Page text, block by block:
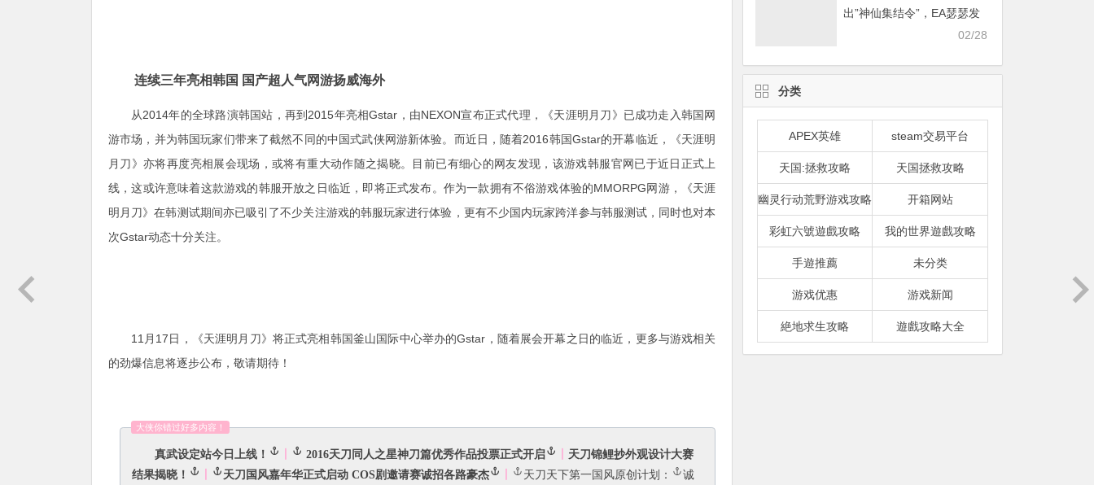
连续三年亮相韩国 国产超人气网游扬威海外
从2014年的全球路演韩国站，再到2015年亮相Gstar，由NEXON宣布正式代理，《天涯明月刀》已成功走入韩国网
游市场，并为韩国玩家们带来了截然不同的中国式武侠网游新体验。而近日，随着2016韩国Gstar的开幕临近，《天涯明
月刀》亦将再度亮相展会现场，或将有重大动作随之揭晓。目前已有细心的网友发现，该游戏韩服官网已于近日正式上
线，这或许意味着这款游戏的韩服开放之日临近，即将正式发布。作为一款拥有不俗游戏体验的MMORPG网游，《天涯
明月刀》在韩测试期间亦已吸引了不少关注游戏的韩服玩家进行体验，更有不少国内玩家跨洋参与韩服测试，同时也对本
次Gstar动态十分关注。
11月17日，《天涯明月刀》将正式亮相韩国釜山国际中心举办的Gstar，随着展会开幕之日的临近，更多与游戏相关
的劲爆信息将逐步公布，敬请期待！
大侠你错过好多内容！
真武设定站今日上线！ 2016天刀同人之星神刀篇优秀作品投票正式开启
天刀锦鲤抄外观设计大赛
结果揭晓！
天刀国风嘉年华正式启动 COS剧邀请赛诚招各路豪杰 天刀天下第一国风原创计划：
诚
出”神仙集结令”，EA瑟瑟发
02/28
分类
APEX英雄 steam交易平台
天国:拯救攻略 天国拯救攻略
幽灵行动荒野游戏攻略 开箱网站
彩虹六號遊戲攻略 我的世界遊戲攻略
手遊推薦 未分类
游戏优惠 游戏新闻
絶地求生攻略 遊戲攻略大全